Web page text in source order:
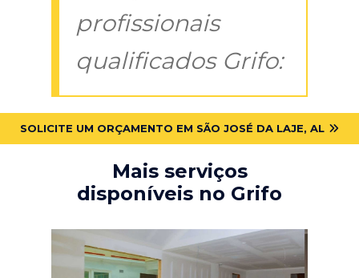
profissionais
qualificados Grifo:
SOLICITE UM ORÇAMENTO EM SÃO JOSÉ DA LAJE, AL
Mais serviços
disponíveis no Grifo